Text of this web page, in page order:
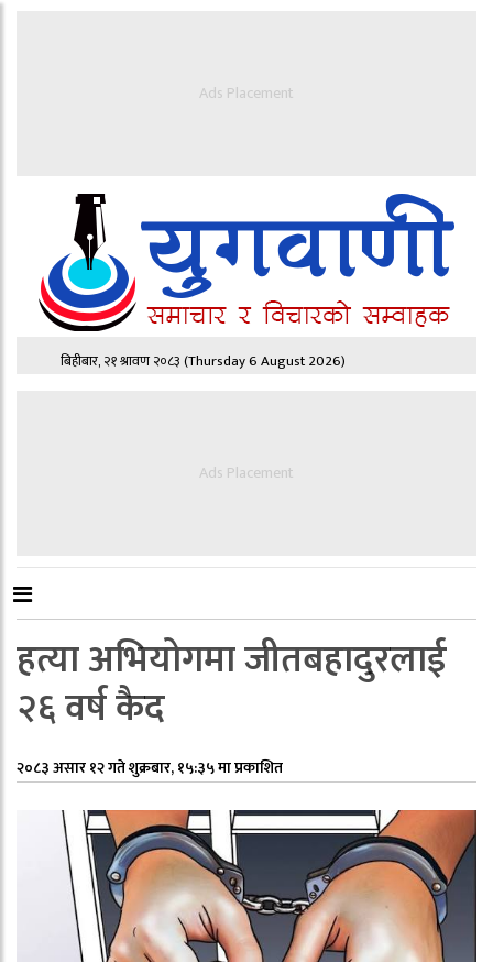
Ads Placement
बिहीबार, २१ श्रावण २०८३(Thursday 6 August 2026)
Ads Placement
हत्या अभियोगमा जीतबहादुरलाई
२६ वर्ष कैद
२०८३ असार १२ गते शुक्रबार, १५:३५ मा प्रकाशित